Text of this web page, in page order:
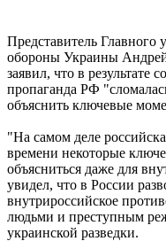
Представитель Главного
обороны Украины
заявил, что в результате
пропаганда РФ
объяснить ключевые
"На самом деле
времени некоторые
объясниться даже для
увидел, что в России
внутрироссийское
людьми и преступным
украинской разведки.